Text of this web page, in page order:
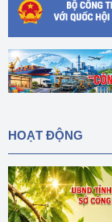
HOẠT ĐỘNG